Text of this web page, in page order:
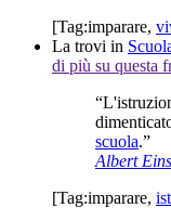
[Tag:imparare,
La trovi in
di più su questa
scuola.”
Albert
[Tag:imparare,